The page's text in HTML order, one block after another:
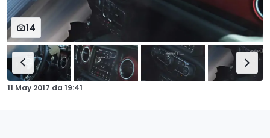
14
11 May 2017 da 19:41